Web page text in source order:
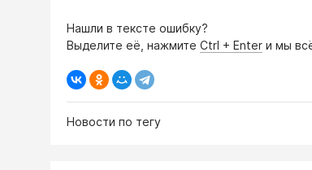
Нашли в тексте ошибку?
Выделите её, нажмите Ctrl + Enter и мы
Новости по тегу